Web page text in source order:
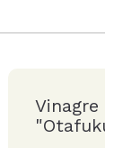
Vinagre
"Otafuku"